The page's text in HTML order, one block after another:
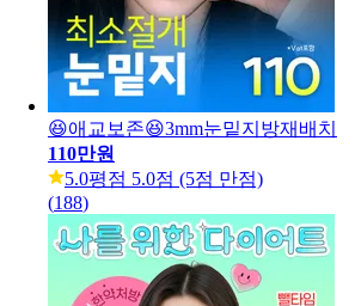
😆애교보존😆3mm눈밑지방재배치
110만원
5.0평점 5.0점 (5점 만점)
(188)